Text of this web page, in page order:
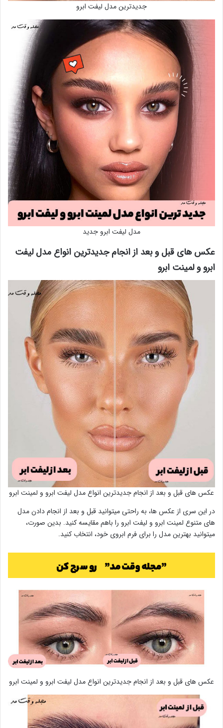
جدیدترین مدل لیفت ابرو
مدل لیفت ابرو جدید
عکس های قبل و بعد از انجام جدیدترین انواع مدل لیفت
ابرو و لمینت ابرو
عکس های قبل و بعد از انجام جدیدترین انواع مدل لیفت ابرو و لمینت ابرو
در این سری از عکس ها، به راحتی میتوانید قبل و بعد از انجام دادن مدل
های متنوع لمینت ابرو و لیفت ابرو را باهم مقایسه کنید. بدین صورت،
میتوانید بهترین مدل را برای فرم ابروی خود، انتخاب کنید.
عکس های قبل و بعد از انجام جدیدترین انواع مدل لیفت ابرو و لمینت ابرو